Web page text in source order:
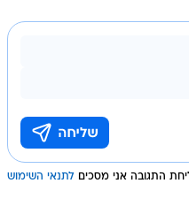
התגובה אני מסכים לתנאי השימוש